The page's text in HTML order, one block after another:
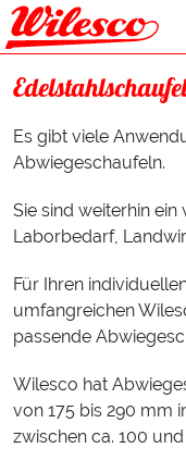
Es gibt viele
Abwiegeschaufeln.
Sie sind weiterhin
Laborbedarf,
Für Ihren
umfangreichen
passende
Wilesco hat
von 175 bis 290 mm
zwischen ca. 100